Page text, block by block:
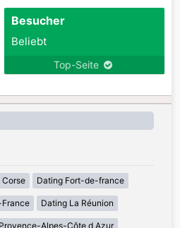
Besucher
Beliebt
Top-Seite
Corse Dating Fort-de-france
Dating La Réunion
Alpes-Côte d Azur